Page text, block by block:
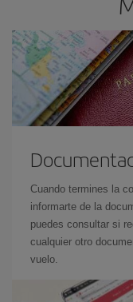
Cuando termines la
informarte de la
puedes consultar si
cualquier otro
vuelo.